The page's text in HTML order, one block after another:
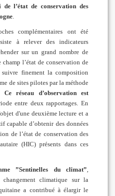
de l’état de conservation des
.
complémentaires ont été
à relever des indicateurs
sur un grand nombre de
l’état de conservation de
finement la composition
de sites pilotes par la méthode
Ce réseau d’observation est
entre deux rapportages. En
d'une deuxième lecture et a
capable d’obtenir des données
de l’état de conservation des
(HIC) présents dans ces
”Sentinelles du climat”,
changement climatique sur la
a contribué à élargir le